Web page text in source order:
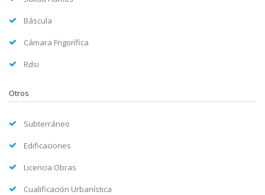
Báscula
Cámara Frigorífica
Rdsi
Otros
Subterráneo
Edificaciones
Licencia Obras
Cualificación Urbanística